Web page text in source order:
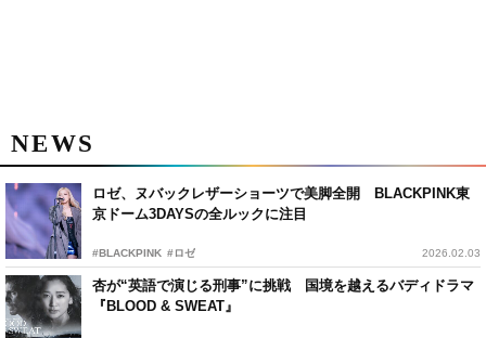
NEWS
ロゼ、ヌバックレザーショーツで美脚全開 BLACKPINK東
京ドーム3DAYSの全ルックに注目
#BLACKPINK #ロゼ 2026.02.03
杏が“英語で演じる刑事”に挑戦 国境を越えるバディドラマ
『BLOOD & SWEAT』